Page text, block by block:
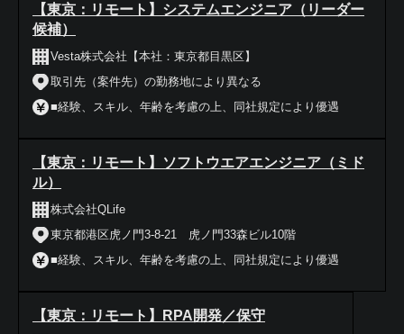
【東京：リモート】システムエンジニア（リーダー
候補）
Vesta株式会社【本社：東京都目黒区】
取引先（案件先）の勤務地により異なる
■経験、スキル、年齢を考慮の上、同社規定により優遇
【東京：リモート】ソフトウエアエンジニア（ミド
ル）
株式会社QLife
東京都港区虎ノ門3-8-21 虎ノ門33森ビル10階
■経験、スキル、年齢を考慮の上、同社規定により優遇
【東京：リモート】RPA開発／保守